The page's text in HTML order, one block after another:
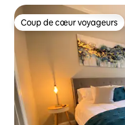
Coup de cœur voyageurs
Coup de cœur voyageurs